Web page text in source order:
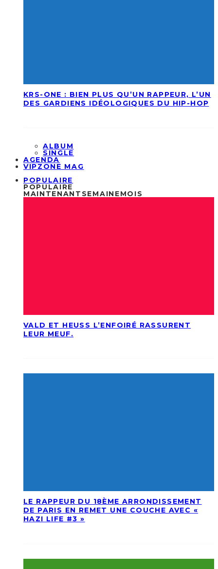
KRS-ONE : BIEN PLUS QU’UN RAPPEUR, L’UN
DES GARDIENS IDÉOLOGIQUES DU HIP-HOP
ALBUM
SINGLE
AGENDA
VIPZONE MAG
POPULAIRE
POPULAIRE
MAINTENANT SEMAINEMOIS
VALD ET HEUSS L’ENFOIRÉ RASSURENT
LEUR MEUF.
LE RAPPEUR DU 18ÈME ARRONDISSEMENT
DE PARIS EN REMET UNE COUCHE AVEC «
HAZI LIFE #3 »